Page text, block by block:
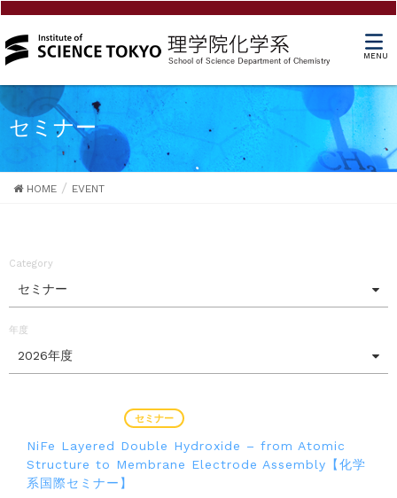
MENU
セミナー
HOME EVENT
Category
セミナー
年度
2026年度
NiFe Layered Double Hydroxide – from Atomic
Structure to Membrane Electrode Assembly【化学
系国際セミナー】
セミナー